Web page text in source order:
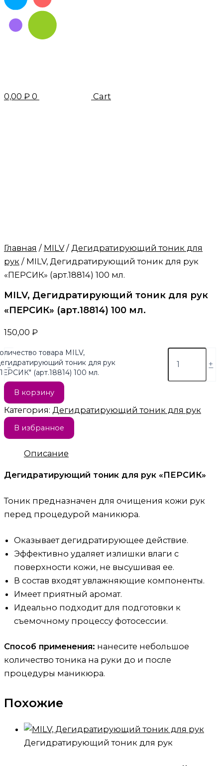
0,00 ₽ 0 Cart
Главная / MILV/ Дегидратирующий тоник для
рук / MILV, Дегидратирующий тоник для рук
«ПЕРСИК» (арт.18814) 100 мл.
MILV, Дегидратирующий тоник для рук
«ПЕРСИК» (арт.18814) 100 мл.
150,00 ₽
-
товара MILV,
тоник для рук
(арт.18814) 100 мл.
+
В корзину
Категория: Дегидратирующий тоник для рук
В избранное
Описание
Дегидратирующий тоник для рук «ПЕРСИК»
Тоник предназначен для очищения кожи рук
перед процедурой маникюра.
Оказывает дегидратирующее действие.
Эффективно удаляет излишки влаги с
поверхности кожи, не высушивая ее.
В состав входят увлажняющие компоненты.
Имеет приятный аромат.
Идеально подходит для подготовки к
съемочному процессу фотосессии.
Способ применения: нанесите небольшое
количество тоника на руки до и после
процедуры маникюра.
Похожие
Дегидратирующий тоник для рук